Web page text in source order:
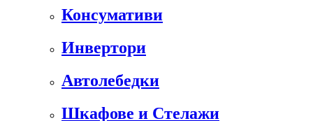
Консумативи
Инвертори
Автолебедки
Шкафове и Стелажи